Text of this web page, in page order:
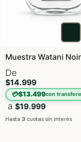
Muestra Watani Noir
De
$14.999
💳$13.499con
a $19.999
Hasta 3 cuotas sin interés